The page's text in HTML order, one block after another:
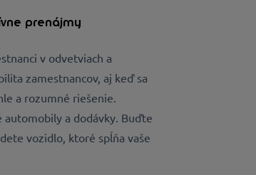
prenájmy
v odvetviach a
zamestnancov, aj keď sa
a rozumné riešenie.
automobily a dodávky. Buďte
vozidlo, ktoré spĺňa vaše